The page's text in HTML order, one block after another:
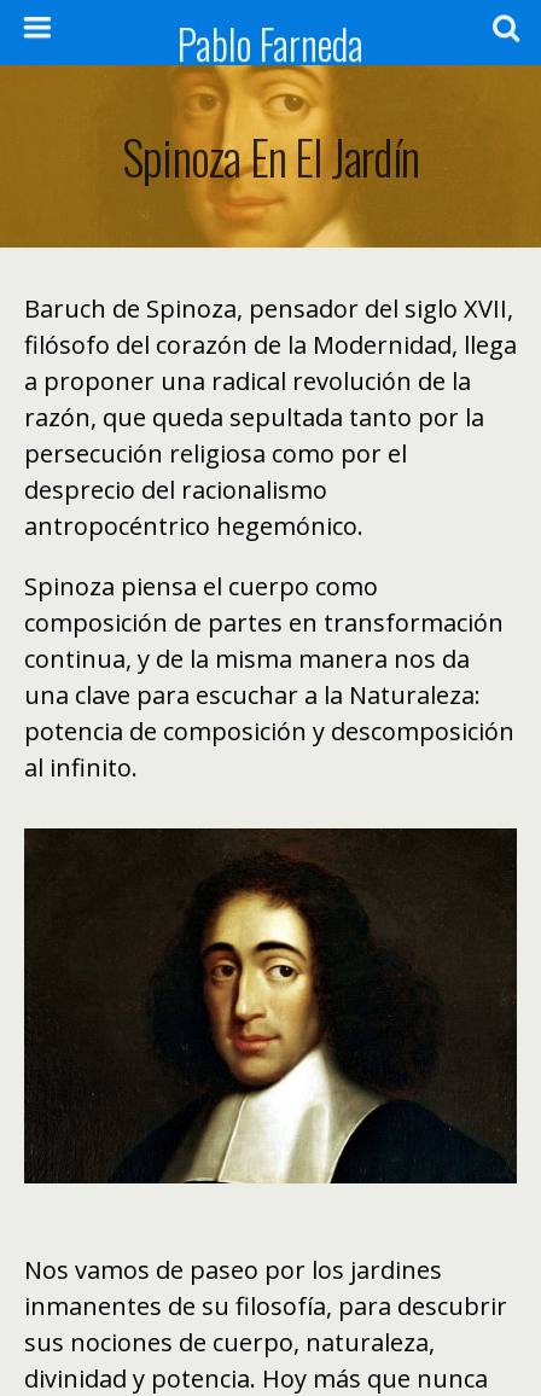
Pablo Farneda
Spinoza En El Jardín
Baruch de Spinoza, pensador del siglo XVII,
filósofo del corazón de la Modernidad, llega
a proponer una radical revolución de la
razón, que queda sepultada tanto por la
persecución religiosa como por el
desprecio del racionalismo
antropocéntrico hegemónico.
Spinoza piensa el cuerpo como
composición de partes en transformación
continua, y de la misma manera nos da
una clave para escuchar a la Naturaleza:
potencia de composición y descomposición
al infinito.
Nos vamos de paseo por los jardines
inmanentes de su filosofía, para descubrir
sus nociones de cuerpo, naturaleza,
divinidad y potencia. Hoy más que nunca